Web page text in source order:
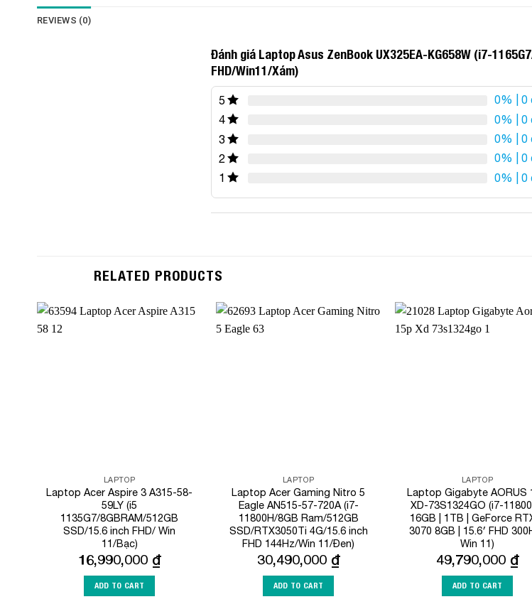
REVIEWS (0)
Đánh giá Laptop Asus ZenBook UX325EA-KG658W (i7-
FHD/Win11/Xám)
5 0% |
4
0% |
3
0% |
2
0% |
1
0% |
RELATED PRODUCTS
LAPTOP
Laptop Acer Aspire 3 A315-58-
59LY (i5
1135G7/8GBRAM/512GB
SSD/15.6 inch FHD/ Win
11/Bạc)
16,990,000 ₫
ADD TO CART
LAPTOP
Laptop Acer Gaming Nitro 5
Eagle AN515-57-720A (i7-
11800H/8GB Ram/512GB
SSD/RTX3050Ti 4G/15.6 inch
FHD 144Hz/Win 11/Đen)
30,490,000 ₫
ADD TO CART
LAPTOP
Laptop Gigabyte AORUS
XD-73S1324GO (i7-
16GB | 1TB | GeForce
3070 8GB | 15.6′ FHD
Win 11)
49,790,000 ₫
ADD TO CART